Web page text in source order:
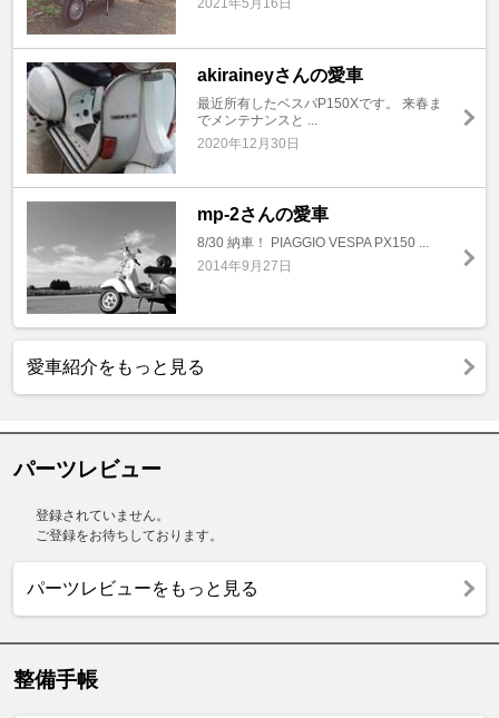
2021年5月16日
akiraineyさんの愛車
最近所有したベスパP150Xです。 来春ま
でメンテナンスと ...
2020年12月30日
mp-2さんの愛車
8/30 納車！ PIAGGIO VESPA PX150 ...
2014年9月27日
愛車紹介をもっと見る
パーツレビュー
登録されていません。
ご登録をお待ちしております。
パーツレビューをもっと見る
整備手帳